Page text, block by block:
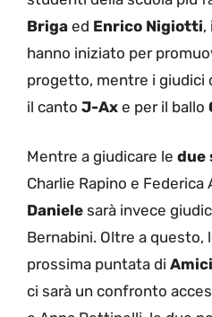
Briga ed Enrico Nigiotti,
hanno iniziato per
progetto, mentre i giudici
il canto J-Ax e per il ballo
Mentre a giudicare le due
Charlie Rapino e Federica
Daniele sarà invece
Bernabini. Oltre a questo,
prossima puntata di
ci sarà un confronto